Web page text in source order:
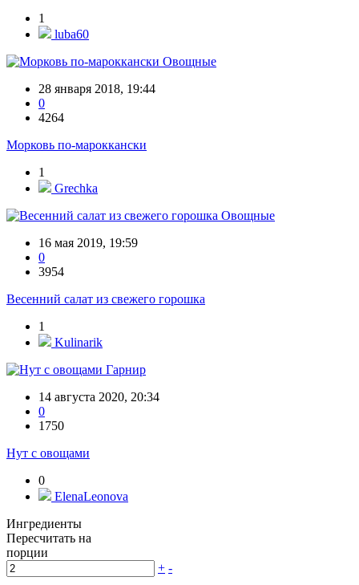
1
luba60
Овощные
28 января 2018, 19:44
0
4264
Морковь по-мароккански
1
Grechka
Овощные
16 мая 2019, 19:59
0
3954
Весенний салат из свежего горошка
1
Kulinarik
Гарнир
14 августа 2020, 20:34
0
1750
Нут с овощами
0
ElenaLeonova
Ингредиенты
Пересчитать на
порции
+ -